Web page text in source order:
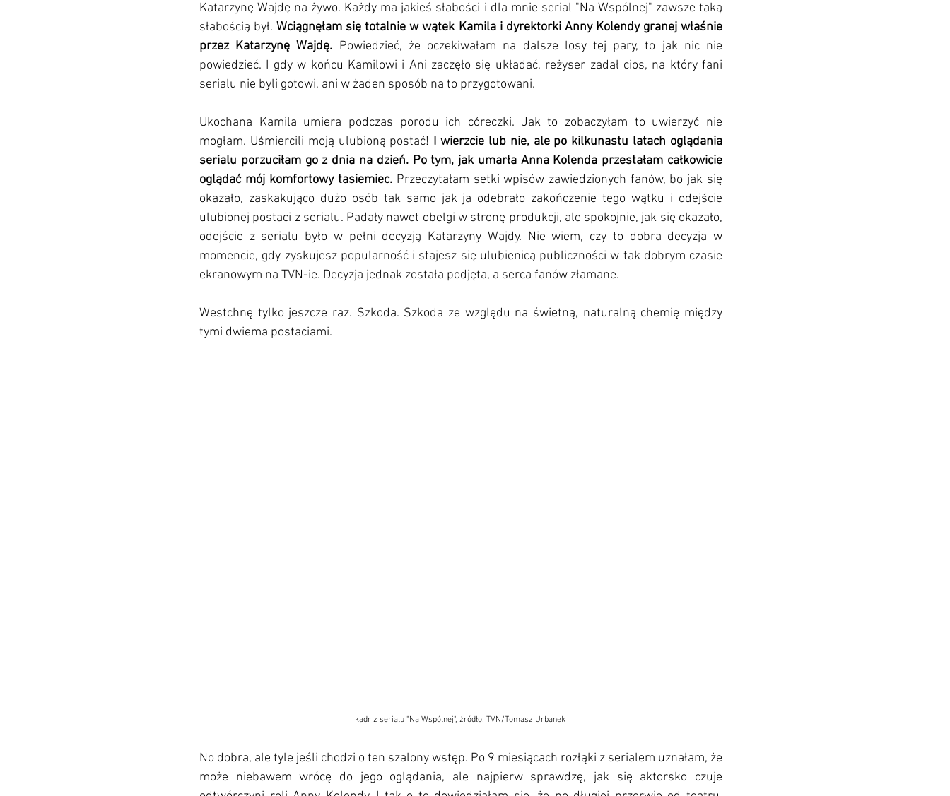
Katarzynę Wajdę na żywo. Każdy ma jakieś słabości i dla mnie serial "Na Wspólnej" zawsze taką
słabością był. Wciągnęłam się totalnie w wątek Kamila i dyrektorki Anny Kolendy granej właśnie
przez Katarzynę Wajdę. Powiedzieć, że oczekiwałam na dalsze losy tej pary, to jak nic nie
powiedzieć. I gdy w końcu Kamilowi i Ani zaczęło się układać, reżyser zadał cios, na który fani
serialu nie byli gotowi, ani w żaden sposób na to przygotowani.
Ukochana Kamila umiera podczas porodu ich córeczki. Jak to zobaczyłam to uwierzyć nie
mogłam. Uśmiercili moją ulubioną postać! I wierzcie lub nie, ale po kilkunastu latach oglądania
serialu porzuciłam go z dnia na dzień. Po tym, jak umarła Anna Kolenda przestałam całkowicie
oglądać mój komfortowy tasiemiec. Przeczytałam setki wpisów zawiedzionych fanów, bo jak się
okazało, zaskakująco dużo osób tak samo jak ja odebrało zakończenie tego wątku i odejście
ulubionej postaci z serialu. Padały nawet obelgi w stronę produkcji, ale spokojnie, jak się okazało,
odejście z serialu było w pełni decyzją Katarzyny Wajdy. Nie wiem, czy to dobra decyzja w
momencie, gdy zyskujesz popularność i stajesz się ulubienicą publiczności w tak dobrym czasie
ekranowym na TVN-ie. Decyzja jednak została podjęta, a serca fanów złamane.
Westchnę tylko jeszcze raz. Szkoda. Szkoda ze względu na świetną, naturalną chemię między
tymi dwiema postaciami.
kadr z serialu "Na Wspólnej", źródło: TVN/Tomasz Urbanek
No dobra, ale tyle jeśli chodzi o ten szalony wstęp. Po 9 miesiącach rozłąki z serialem uznałam, że
może niebawem wrócę do jego oglądania, ale najpierw sprawdzę, jak się aktorsko czuje